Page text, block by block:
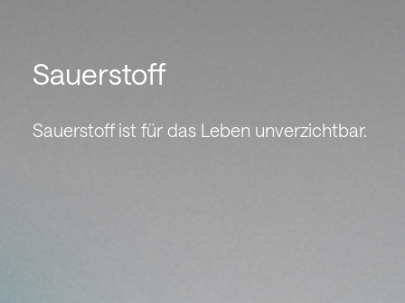
Sauerstoff
Sauerstoff ist für das Leben unverzichtbar.